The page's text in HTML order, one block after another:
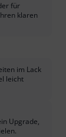
für
klaren
im Lack
leicht
Upgrade,